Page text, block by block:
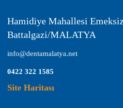
Hamidiye Mahallesi
Battalgazi/MALATYA
info@dentamalatya.net
0422 322 1585
Site Haritası